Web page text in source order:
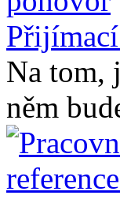
Na tom,
něm